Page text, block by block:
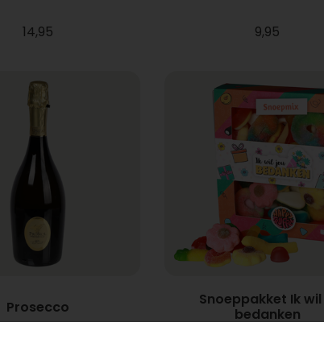
14,95 9,95
Prosecco
Snoeppakket Ik wil
bedanken